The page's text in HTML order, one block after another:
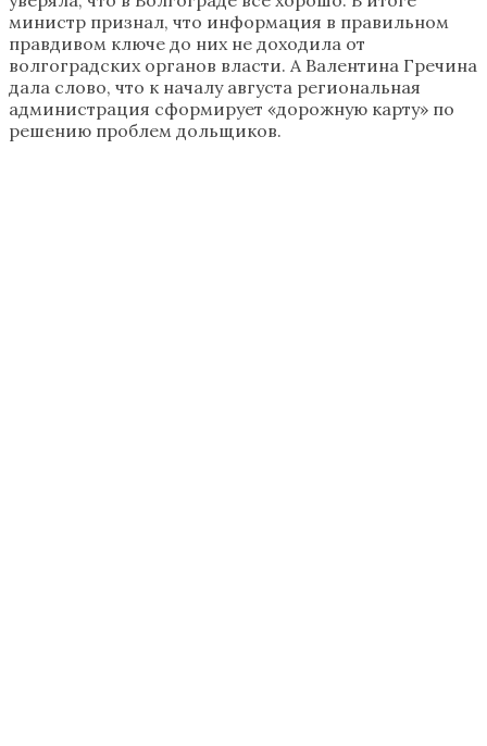
министр признал, что информация в правильном
правдивом ключе до них не доходила от
волгоградских органов власти. А Валентина Гречина
дала слово, что к началу августа региональная
администрация сформирует «дорожную карту» по
решению проблем дольщиков.